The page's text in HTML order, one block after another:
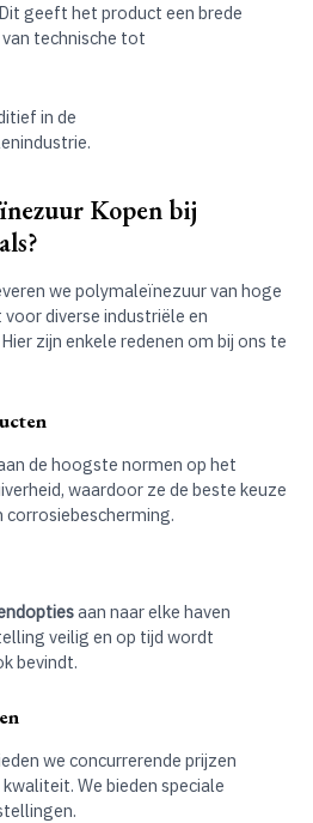
geeft het product een brede
technische tot
in de
Kopen bij
we polymaleïnezuur van hoge
diverse industriële en
zijn enkele redenen om bij ons te
de hoogste normen op het
waardoor ze de beste keuze
corrosiebescherming.
aan naar elke haven
veilig en op tijd wordt
bevindt.
we concurrerende prijzen
We bieden speciale